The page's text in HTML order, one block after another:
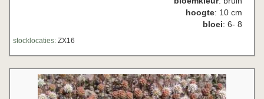
hoogte: 10 cm
bloei: 6- 8
stocklocaties: ZX16